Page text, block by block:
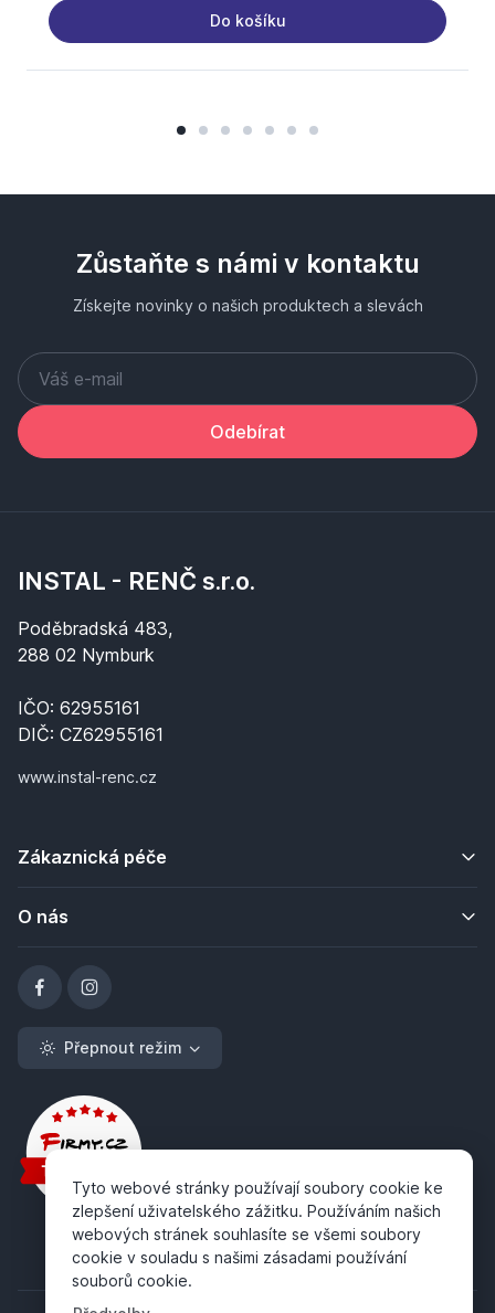
Do košíku
Zůstaňte s námi v kontaktu
Získejte novinky o našich produktech a slevách
Odebírat
INSTAL - RENČ s.r.o.
Poděbradská 483,
288 02 Nymburk
IČO: 62955161
DIČ: CZ62955161
www.instal-renc.cz
Zákaznická péče
O nás
Přepnout režim
Tyto webové stránky používají soubory cookie ke
zlepšení uživatelského zážitku. Používáním našich
webových stránek souhlasíte se všemi soubory
cookie v souladu s našimi zásadami používání
souborů cookie.